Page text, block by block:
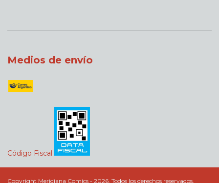
Medios de envío
Código Fiscal
Copyright Meridiana Comics - 2026. Todos los derechos reservados.